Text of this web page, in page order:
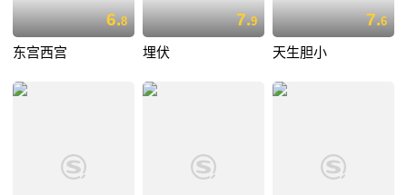
6.8
东宫西宫
7.9
埋伏
7.6
天生胆小